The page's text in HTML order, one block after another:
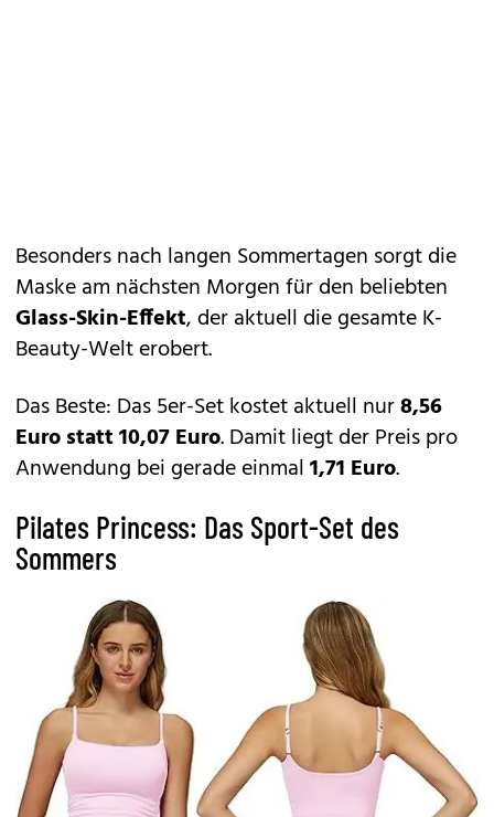
Besonders nach langen Sommertagen sorgt die
Maske am nächsten Morgen für den beliebten
Glass-Skin-Effekt, der aktuell die gesamte K-
Beauty-Welt erobert.
Das Beste: Das 5er-Set kostet aktuell nur8,56
Euro statt 10,07 Euro. Damit liegt der Preis pro
Anwendung bei gerade einmal1,71 Euro.
Pilates Princess: Das Sport-Set des
Sommers